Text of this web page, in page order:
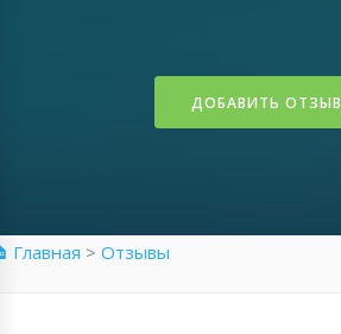
ДОБАВИТЬ ОТЗЫВ
Главная > Отзывы